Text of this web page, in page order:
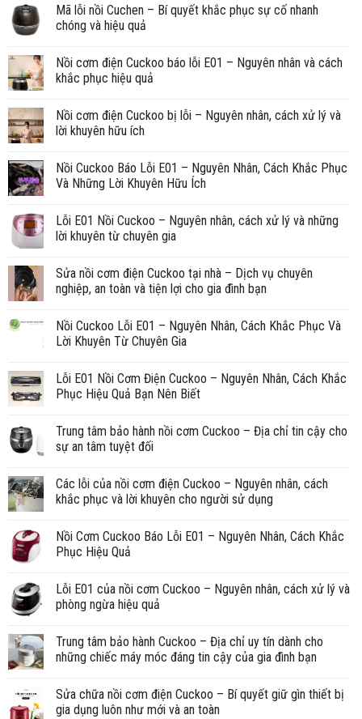
Mã lỗi nồi Cuchen – Bí quyết khắc phục sự cố nhanh
chóng và hiệu quả
Nồi cơm điện Cuckoo báo lỗi E01 – Nguyên nhân và cách
khắc phục hiệu quả
Nồi cơm điện Cuckoo bị lỗi – Nguyên nhân, cách xử lý và
lời khuyên hữu ích
Nồi Cuckoo Báo Lỗi E01 – Nguyên Nhân, Cách Khắc Phục
Và Những Lời Khuyên Hữu Ích
Lỗi E01 Nồi Cuckoo – Nguyên nhân, cách xử lý và những
lời khuyên từ chuyên gia
Sửa nồi cơm điện Cuckoo tại nhà – Dịch vụ chuyên
nghiệp, an toàn và tiện lợi cho gia đình bạn
Nồi Cuckoo Lỗi E01 – Nguyên Nhân, Cách Khắc Phục Và
Lời Khuyên Từ Chuyên Gia
Lỗi E01 Nồi Cơm Điện Cuckoo – Nguyên Nhân, Cách Khắc
Phục Hiệu Quả Bạn Nên Biết
Trung tâm bảo hành nồi cơm Cuckoo – Địa chỉ tin cậy cho
sự an tâm tuyệt đối
Các lỗi của nồi cơm điện Cuckoo – Nguyên nhân, cách
khắc phục và lời khuyên cho người sử dụng
Nồi Cơm Cuckoo Báo Lỗi E01 – Nguyên Nhân, Cách Khắc
Phục Hiệu Quả
Lỗi E01 của nồi cơm Cuckoo – Nguyên nhân, cách xử lý và
phòng ngừa hiệu quả
Trung tâm bảo hành Cuckoo – Địa chỉ uy tín dành cho
những chiếc máy móc đáng tin cậy của gia đình bạn
Sửa chữa nồi cơm điện Cuckoo – Bí quyết giữ gìn thiết bị
gia dụng luôn như mới và an toàn